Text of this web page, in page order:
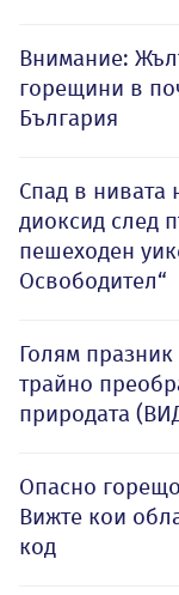
Внимание:
горещини в
България
Спад в нивата
диоксид след
пешеходен
Освободител“
Голям
трайно
природата
Опасно
Вижте кои
код